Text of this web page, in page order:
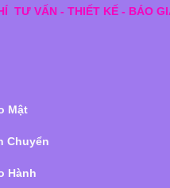
TƯ VẤN - THIẾT KẾ - BÁO
Mật
Chuyển
Hành